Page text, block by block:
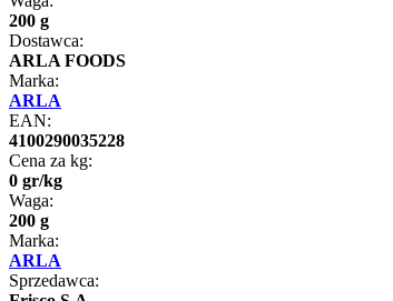
200 g
Dostawca:
ARLA FOODS
Marka:
ARLA
EAN:
4100290035228
Cena za kg:
0 gr/kg
Waga:
200 g
Marka:
ARLA
Sprzedawca: